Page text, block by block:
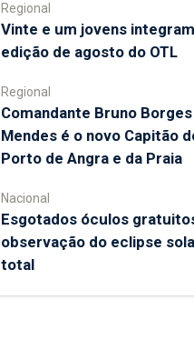
Regional
Vinte e um jovens integram
edição de agosto do OTL
Regional
Comandante Bruno Borges
Mendes é o novo Capitão
Porto de Angra e da Praia
Nacional
Esgotados óculos
observação do eclipse
total